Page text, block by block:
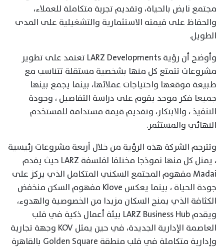
مجتمع نابض بالحياة، وتقديم تجربة متكاملة للعملاء،
والحفاظ على قيمته الاستثمارية والتشغيلية على المدى
الطويل.
وأوضح أن رؤية LARZ Developments تعتمد على تطوير
مشروعات تتمتع كل منها بشخصية مستقلة تتناسب مع
طبيعة موقعها واحتياجات عملائها، بينما يجمع بينها
جميعا فكر موحد يقوم على دراسة التفاصيل ، وجودة
التنفيذ ، والابتكار، وتقديم قيمة مستدامة للمستخدم
النهائي والمستثمر.
وتترجم الشركة هذه الرؤية من خلال أربعة مشروعات رئيسية
، يمثل كل منها نموذجا مختلفا لفلسفة LARZ حيث يقدم
Madai مفهوم المجتمع السكني المتكامل الذي يركز على
جودة الحياة ، بينما يعكس Klove مفهوم السكن منخفض
الكثافة الذي يمنح السكان مزيدا من الخصوصية والهدوء،
ويقدم LARZ Business Hub بيئة أعمال ذكية في قلب
العاصمة الإدارية الجديدة، في حين يمثل KOV وجهة تجارية
وإدارية متكاملة في قلب منطقة Golden Square بالقاهرة